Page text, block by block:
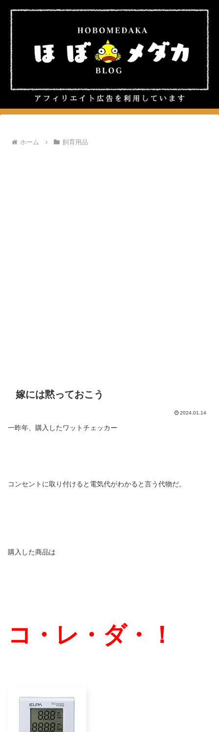
ホーム 飼育用品
嫁には黙っておこう
2024.01.14
一昨年、購入したワットチェッカー
コンセントに取り付けると電気代がわかると言う代物だ。
購入した商品は
コ・レ・ダ・！